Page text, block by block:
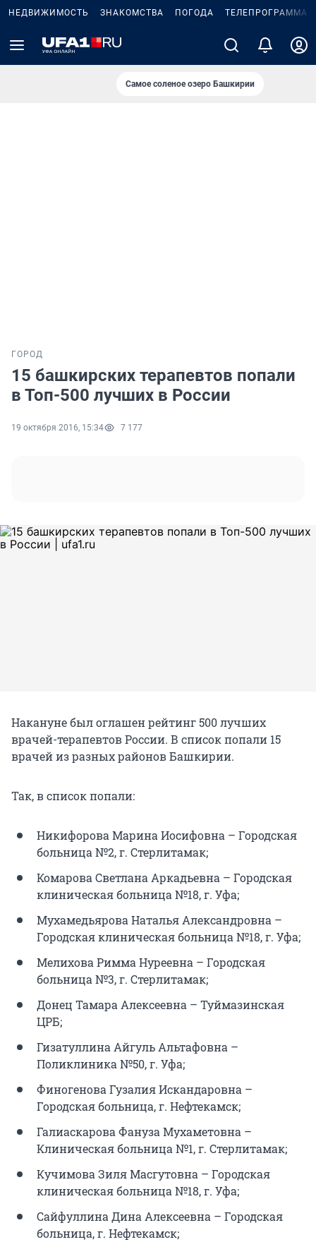
НЕДВИЖИМОСТЬ ЗНАКОМСТВА ПОГОДА ТЕЛЕПРОГРАММА
Самое соленое озеро Башкирии
ГОРОД
15 башкирских терапевтов попали
в Топ-500 лучших в России
19 октября 2016, 15:34 7 177
Накануне был оглашен рейтинг 500 лучших
врачей-терапевтов России. В список попали 15
врачей из разных районов Башкирии.
Так, в список попали:
Никифорова Марина Иосифовна – Городская
больница №2, г. Стерлитамак;
Комарова Светлана Аркадьевна – Городская
клиническая больница №18, г. Уфа;
Мухамедьярова Наталья Александровна –
Городская клиническая больница №18, г. Уфа;
Мелихова Римма Нуреевна – Городская
больница №3, г. Стерлитамак;
Донец Тамара Алексеевна – Туймазинская
ЦРБ;
Гизатуллина Айгуль Альтафовна –
Поликлиника №50, г. Уфа;
Финогенова Гузалия Искандаровна –
Городская больница, г. Нефтекамск;
Галиаскарова Фануза Мухаметовна –
Клиническая больница №1, г. Стерлитамак;
Кучимова Зиля Масгутовна – Городская
клиническая больница №18, г. Уфа;
Сайфуллина Дина Алексеевна – Городская
больница, г. Нефтекамск;